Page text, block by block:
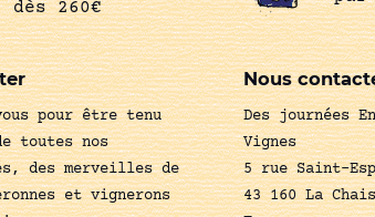
dès 260€
pour être tenu
toutes nos
des merveilles de
et vignerons
Nous
Des journées
Vignes
5 rue Saint-
43 160 La